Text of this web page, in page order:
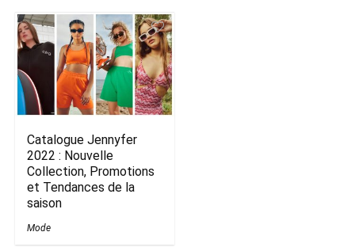
Catalogue Jennyfer
2022 : Nouvelle
Collection, Promotions
et Tendances de la
saison
Mode